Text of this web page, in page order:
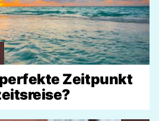
Zeitpunkt